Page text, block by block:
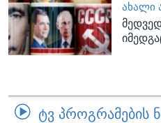
ᲐᲮᲐᲚᲘ
ᲢᲕ ᲞᲠᲝᲒᲠᲐᲛᲔᲑᲘᲡ